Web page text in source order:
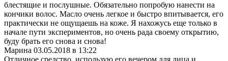
блестящие и послушные. Обязательно попробую нанести на
кончики волос. Масло очень легкое и быстро впитывается, его
практически не ощущаешь на коже. Я нахожусь еще только в
начале пути экспериментов, но очень рада своему открытию,
буду брать его снова и снова!
Марина 03.05.2018 в 13:22
Отличное средство, использую его вечером для лица и